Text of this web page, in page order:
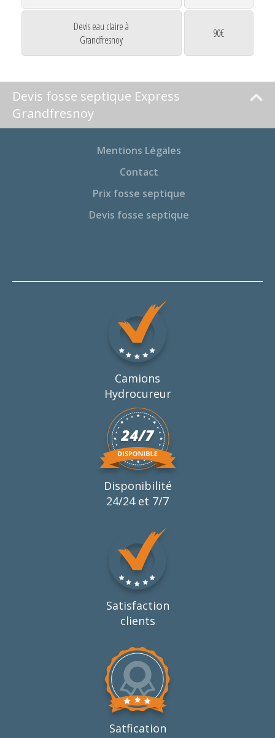
Devis eau claire à
Grandfresnoy
90€
Devis fosse septique Express
Grandfresnoy
Mentions Légales
Contact
Prix fosse septique
Devis fosse septique
Camions
Hydrocureur
Disponibilité
24/24 et 7/7
Satisfaction
clients
Satfication